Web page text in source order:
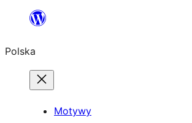
Przejdź
treści
Polska
Motywy